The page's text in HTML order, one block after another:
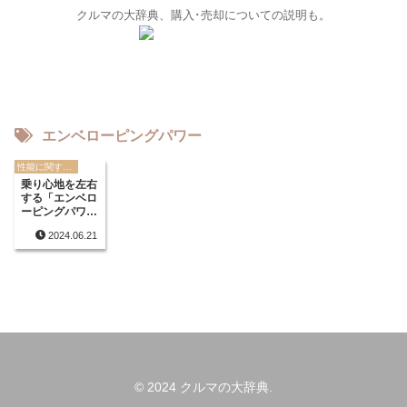
クルマの大辞典、購入･売却についての説明も。
エンベローピングパワー
乗り心地を左右
する「エンベロ
ーピングパワ
2024.06.21
© 2024 クルマの大辞典.